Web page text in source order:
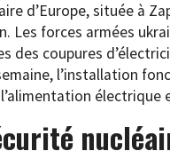
d’Europe, située à
Les forces armées
des coupures
l’installation
électrique